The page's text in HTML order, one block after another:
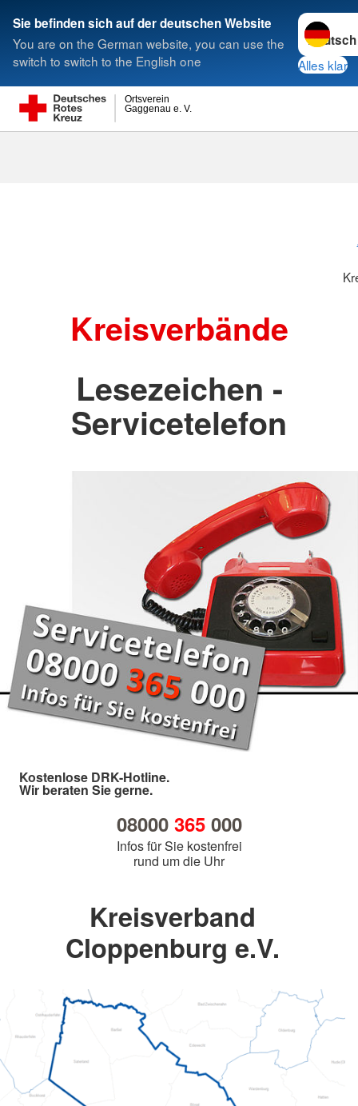
Sie befinden sich auf der deutschen Website
You are on the German website, you can use the
switch to switch to the English one
Sprache
Alles klar
Gaggenau e. V.
Ortsverein
Suche
Kreisverbände
Lesezeichen -
Servicetelefon
Kostenlose DRK-Hotline.
Wir beraten Sie gerne.
08000 365000
Infos für Sie kostenfrei
rund um die Uhr
Kreisverband
Cloppenburg e.V.